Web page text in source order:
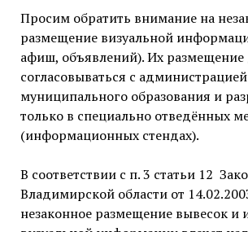
Просим обратить внимание на
размещение визуальной
афиш, объявлений). Их
согласовываться с администрацией
муниципального образования и
только в специально отведённых
(информационных стендах).
В соответствии с п. 3 статьи 12
Владимирской области от
незаконное размещение вывесок и